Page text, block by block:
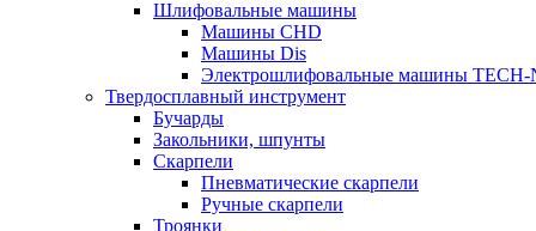
Шлифовальные машины
Машины CHD
Машины Dis
Электрошлифовальные машины TECH-
Твердосплавный инструмент
Бучарды
Закольники, шпунты
Скарпели
Пневматические скарпели
Ручные скарпели
Троянки